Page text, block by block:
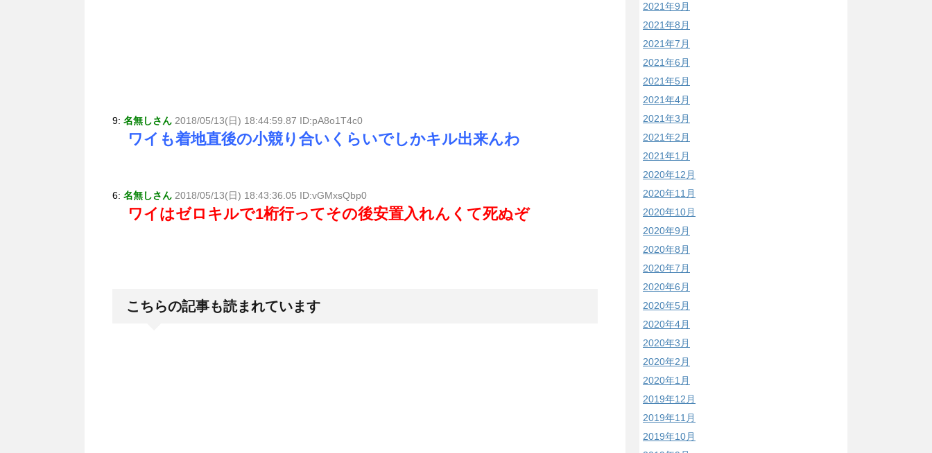
9: 名無しさん 2018/05/13(日) 18:44:59.87 ID:pA8o1T4c0
ワイも着地直後の小競り合いくらいでしかキル出来んわ
6: 名無しさん 2018/05/13(日) 18:43:36.05 ID:vGMxsQbp0
ワイはゼロキルで1桁行ってその後安置入れんくて死ぬぞ
こちらの記事も読まれています
2021年9月
2021年8月
2021年7月
2021年6月
2021年5月
2021年4月
2021年3月
2021年2月
2021年1月
2020年12月
2020年11月
2020年10月
2020年9月
2020年8月
2020年7月
2020年6月
2020年5月
2020年4月
2020年3月
2020年2月
2020年1月
2019年12月
2019年11月
2019年10月